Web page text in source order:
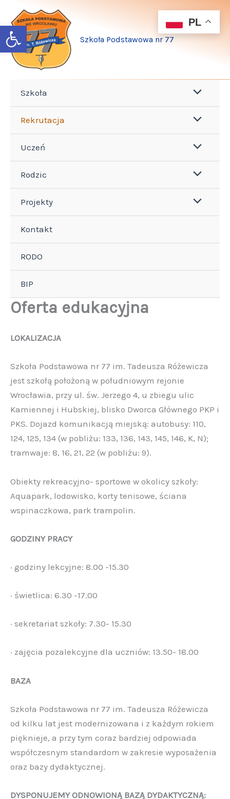
Open toolbar
Przejdź
treści
Szkoła Podstawowa nr 77
Szkoła
Rekrutacja
Uczeń
Rodzic
Projekty
Kontakt
RODO
BIP
Oferta edukacyjna
LOKALIZACJA
Szkoła Podstawowa nr 77 im. Tadeusza Różewicza
jest szkołą położoną w południowym rejonie
Wrocławia, przy ul. św. Jerzego 4, u zbiegu ulic
Kamiennej i Hubskiej, blisko Dworca Głównego PKP i
PKS. Dojazd komunikacją miejską: autobusy: 110,
124, 125, 134 (w pobliżu: 133, 136, 143, 145, 146, K, N);
tramwaje: 8, 16, 21, 22 (w pobliżu: 9).
Obiekty rekreacyjno- sportowe w okolicy szkoły:
Aquapark, lodowisko, korty tenisowe, ściana
wspinaczkowa, park trampolin.
GODZINY PRACY
· godziny lekcyjne: 8.00 -15.30
· świetlica: 6.30 -17.00
· sekretariat szkoły: 7.30- 15.30
· zajęcia pozalekcyjne dla uczniów: 13.50- 18.00
BAZA
Szkoła Podstawowa nr 77 im. Tadeusza Różewicza
od kilku lat jest modernizowana i z każdym rokiem
pięknieje, a przy tym coraz bardziej odpowiada
współczesnym standardom w zakresie wyposażenia
oraz bazy dydaktycznej.
DYSPONUJEMY ODNOWIONĄ BAZĄ DYDAKTYCZNĄ:
PL